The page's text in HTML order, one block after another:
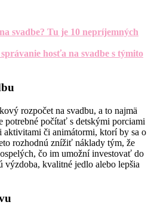
svadbe? Tu je 10 nepríjemných
hosťa na svadbe s týmito
rozpočet na svadbu, a to najmä
potrebné počítať s detskými porciami
aktivitami či animátormi, ktorí by sa o
rozhodnú znížiť náklady tým, že
čo im umožní investovať do
výzdoba, kvalitné jedlo alebo lepšia